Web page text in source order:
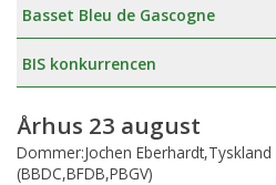
Basset Bleu de Gascogne
BIS konkurrencen
Århus 23 august
Dommer:Jochen Eberhardt,Tyskland
(BBDC,BFDB,PBGV)